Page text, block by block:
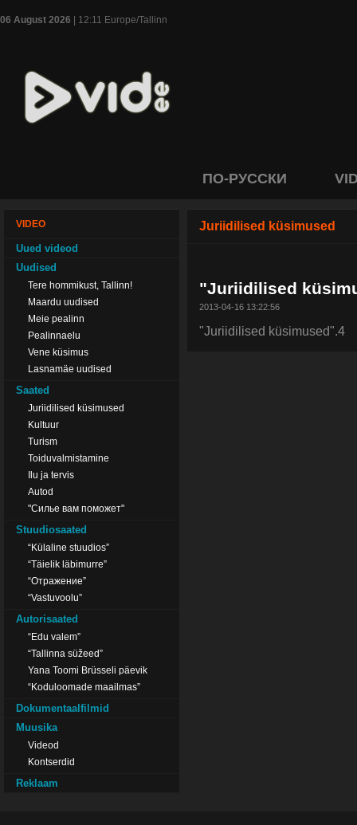
06 August 2026 | 12:11 Europe/Tallinn
ПО-РУССКИ
VIDEO
Uued videod
Uudised
Tere hommikust, Tallinn!
Maardu uudised
Meie pealinn
Pealinnaelu
Vene küsimus
Lasnamäe uudised
Saated
Juriidilised küsimused
Kultuur
Turism
Toiduvalmistamine
Ilu ja tervis
Autod
"Силье вам поможет"
Stuudiosaated
“Külaline stuudios”
“Täielik läbimurre”
“Отражение”
“Vastuvoolu”
Autorisaated
“Edu valem”
“Tallinna süžeed”
Yana Toomi Brüsseli päevik
“Koduloomade maailmas”
Dokumentaalfilmid
Muusika
Videod
Kontserdid
Reklaam
Juriidilised küsimused
"Juriidilised
2013-04-16 13:22:56
"Juriidilised küsimused".4